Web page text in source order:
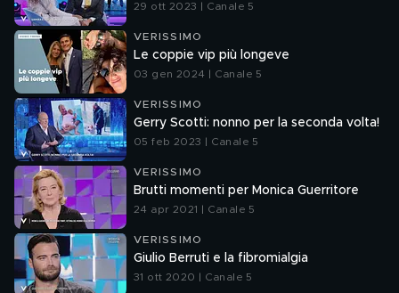
29 ott 2023 | Canale 5
VERISSIMO
Le coppie vip più longeve
03 gen 2024 | Canale 5
VERISSIMO
Gerry Scotti: nonno per la seconda volta!
05 feb 2023 | Canale 5
VERISSIMO
Brutti momenti per Monica Guerritore
24 apr 2021 | Canale 5
VERISSIMO
Giulio Berruti e la fibromialgia
31 ott 2020 | Canale 5